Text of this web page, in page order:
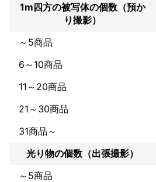
・主婦の友社　2019年刊 尼寺 三光院
1m四方の被写体の個数（預か
り撮影）
～5商品
6～10商品
11～20商品
21～30商品
31商品～
光り物の個数（出張撮影）
～5商品